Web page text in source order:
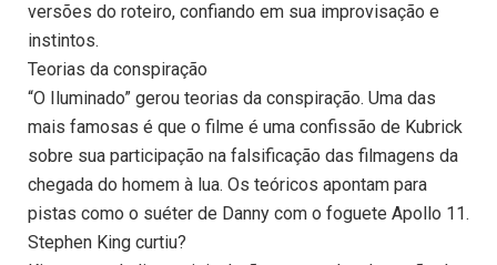
versões do roteiro, confiando em sua improvisação e
instintos.
Teorias da conspiração
“O Iluminado” gerou teorias da conspiração. Uma das
mais famosas é que o filme é uma confissão de Kubrick
sobre sua participação na falsificação das filmagens da
chegada do homem à lua. Os teóricos apontam para
pistas como o suéter de Danny com o foguete Apollo 11.
Stephen King curtiu?